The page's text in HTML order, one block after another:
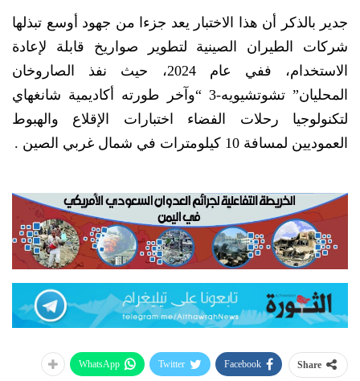
جدير بالذكر أن هذا الاختبار يعد جزءا من جهود أوسع تبذلها
شركات الطيران الصينية لتطوير صواريخ قابلة لإعادة
الاستخدام، ففي عام 2024، حيث نفذ الصاروخان
المحليان” تشوتشيويه-3 “وآخر طورته أكاديمية شانغهاي
لتكنولوجيا رحلات الفضاء اختبارات الإقلاع والهبوط
العموديين لمسافة 10 كيلومترات في شمال غربي الصين .
Share
Facebook
Twitter
WhatsApp